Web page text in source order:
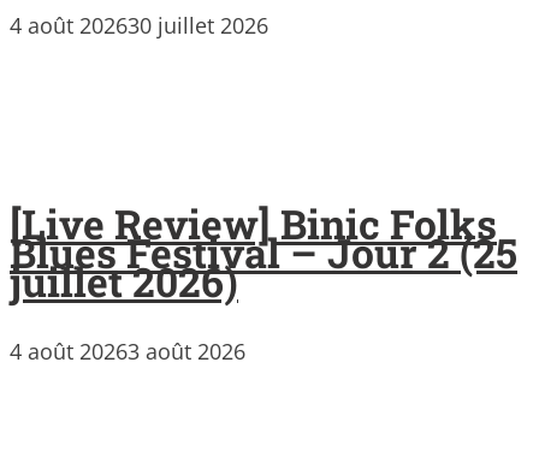
4 août 202630 juillet 2026
[Live Review] Binic Folks
Blues Festival – Jour 2 (25
juillet 2026)
4 août 20263 août 2026